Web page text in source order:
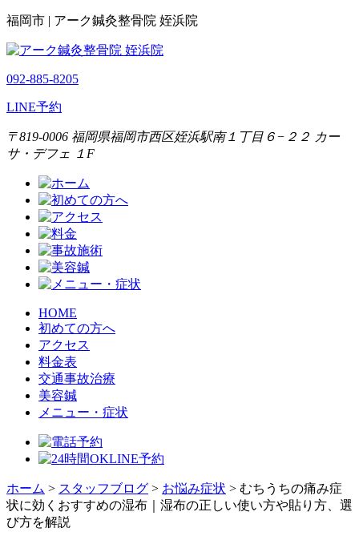
福岡市 | アーク鍼灸整骨院 姪浜院
092-885-8205
LINE予約
〒819-0006 福岡県福岡市西区姪浜駅南１丁目６−２２ カー
サ・デフェ １F
HOME
初めての方へ
アクセス
料金表
交通事故治療
美容鍼
メニュー・症状
ホーム > スタッフブログ > お悩み症状 > むちうちの痛み症
状に効くおすすめの湿布｜湿布の正しい使い方や貼り方、選
び方を解説